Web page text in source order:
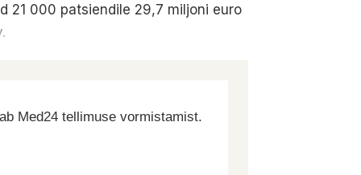
21 000 patsiendile 29,7 miljoni euro
Med24 tellimuse vormistamist.